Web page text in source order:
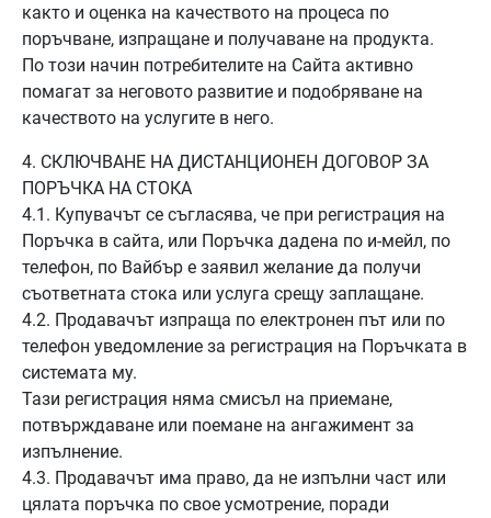
както и оценка на качеството на процеса по
поръчване, изпращане и получаване на продукта.
По този начин потребителите на Сайта активно
помагат за неговото развитие и подобряване на
качеството на услугите в него.
4. СКЛЮЧВАНЕ НА ДИСТАНЦИОНЕН ДОГОВОР ЗА
ПОРЪЧКА НА СТОКА
4.1. Купувачът се съгласява, че при регистрация на
Поръчка в сайта, или Поръчка дадена по и-мейл, по
телефон, по Вайбър е заявил желание да получи
съответната стока или услуга срещу заплащане.
4.2. Продавачът изпраща по електронен път или по
телефон уведомление за регистрация на Поръчката в
системата му.
Тази регистрация няма смисъл на приемане,
потвърждаване или поемане на ангажимент за
изпълнение.
4.3. Продавачът има право, да не изпълни част или
цялата поръчка по свое усмотрение, поради